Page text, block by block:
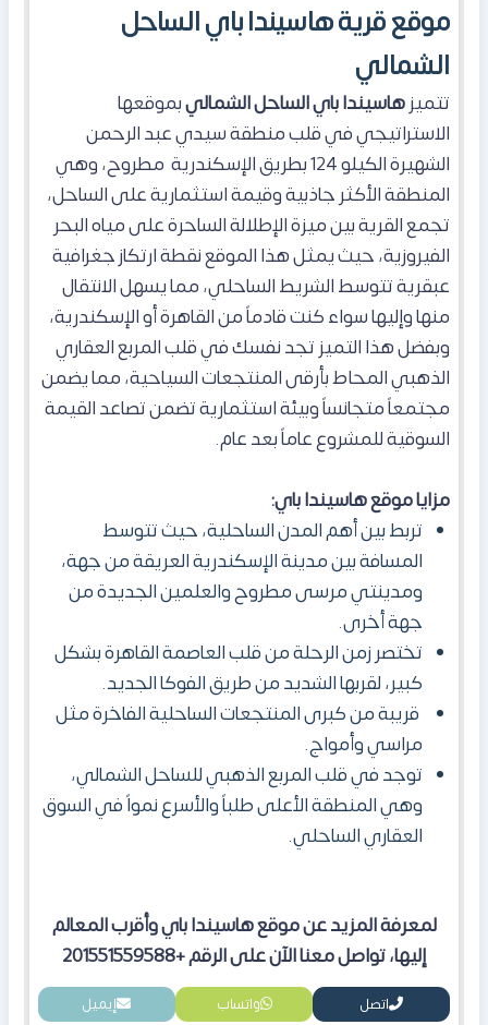
موقع قرية هاسيندا باي الساحل
الشمالي
تتميزهاسيندا باي الساحل الشماليبموقعها
الاستراتيجي في قلب منطقة سيدي عبد الرحمن
الشهيرة الكيلو 124 بطريق الإسكندرية مطروح، وهي
المنطقة الأكثر جاذبية وقيمة استثمارية على الساحل،
تجمع القرية بين ميزة الإطلالة الساحرة على مياه البحر
الفيروزية، حيث يمثل هذا الموقع نقطة ارتكاز جغرافية
عبقرية تتوسط الشريط الساحلي، مما يسهل الانتقال
منها وإليها سواء كنت قادماً من القاهرة أو الإسكندرية،
وبفضل هذا التميز تجد نفسك في قلب المربع العقاري
الذهبي المحاط بأرقى المنتجعات السياحية، مما يضمن
مجتمعاً متجانساً وبيئة استثمارية تضمن تصاعد القيمة
السوقية للمشروع عاماً بعد عام.
مزايا موقع هاسيندا باي:
تربط بين أهم المدن الساحلية، حيث تتوسط
المسافة بين مدينة الإسكندرية العريقة من جهة،
ومدينتي مرسى مطروح والعلمين الجديدة من
جهة أخرى.
تختصر زمن الرحلة من قلب العاصمة القاهرة بشكل
كبير، لقربها الشديد من طريق الفوكا الجديد.
قريبة من كبرى المنتجعات الساحلية الفاخرة مثل
مراسي وأمواج.
توجد في قلب المربع الذهبي للساحل الشمالي،
وهي المنطقة الأعلى طلباً والأسرع نمواً في السوق
العقاري الساحلي.
لمعرفة المزيد عن موقع هاسيندا باي وأقرب المعالم
إليها، تواصل معنا الآن على الرقم +201551559588
اتصل واتساب إيميل